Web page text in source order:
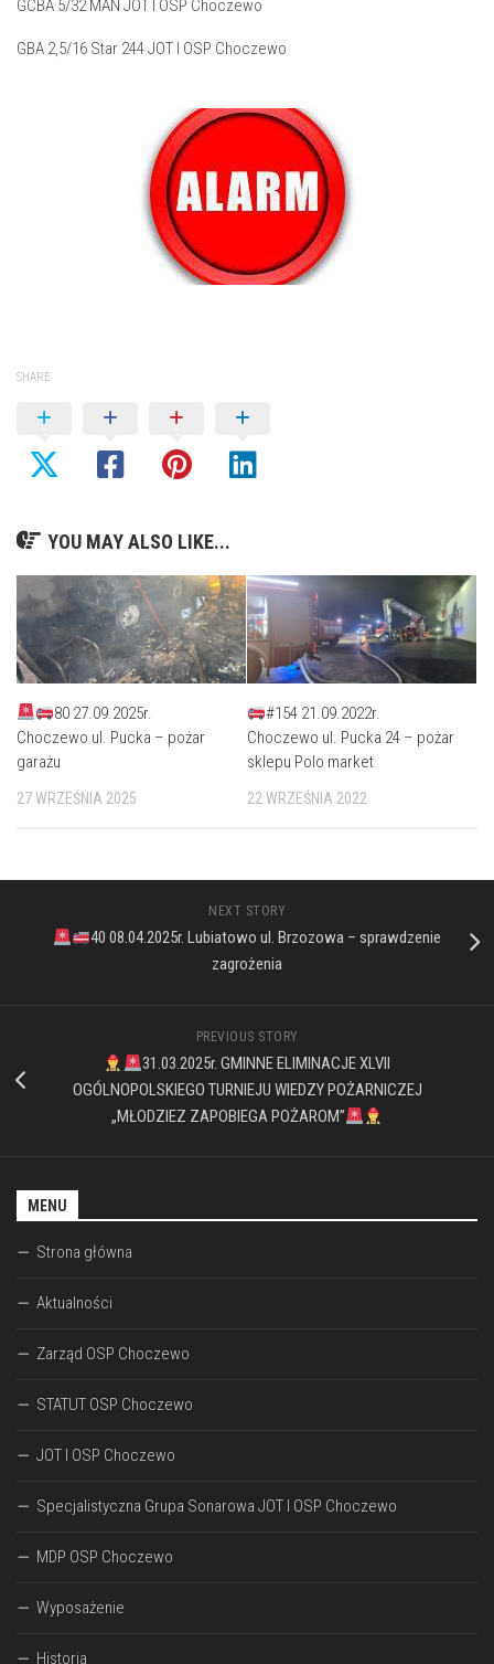
GCBA 5/32 MAN JOT I OSP Choczewo
GBA 2,5/16 Star 244 JOT I OSP Choczewo
SHARE
YOU MAY ALSO LIKE...
80 27.09.2025r.
Choczewo ul. Pucka – pożar
garażu
27 WRZEŚNIA 2025
#154 21.09.2022r.
Choczewo ul. Pucka 24 – pożar
sklepu Polo market
22 WRZEŚNIA 2022
NEXT STORY
40 08.04.2025r. Lubiatowo ul. Brzozowa – sprawdzenie
zagrożenia
PREVIOUS STORY
31.03.2025r. GMINNE ELIMINACJE XLVII
OGÓLNOPOLSKIEGO TURNIEJU WIEDZY POŻARNICZEJ
„MŁODZIEZ ZAPOBIEGA POŻAROM”
MENU
Strona główna
Aktualności
Zarząd OSP Choczewo
STATUT OSP Choczewo
JOT I OSP Choczewo
Specjalistyczna Grupa Sonarowa JOT I OSP Choczewo
MDP OSP Choczewo
Wyposażenie
Historia